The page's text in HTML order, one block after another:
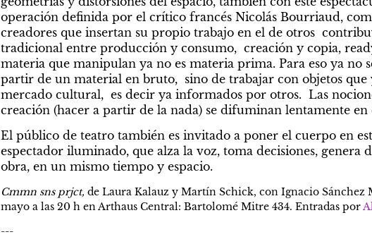
operación definida por el crítico francés Nicolás Bourriaud,
creadores que insertan su propio trabajo en el de otros
tradicional entre producción y consumo,  creación y copia,
materia que manipulan ya no es materia prima. Para eso ya no
partir de un material en bruto,  sino de trabajar con objetos que
mercado cultural,  es decir ya informados por otros.  Las
creación (hacer a partir de la nada) se difuminan lentamente en
El público de teatro también es invitado a poner el cuerpo en
espectador iluminado, que alza la voz, toma decisiones, genera
obra, en un mismo tiempo y espacio.
Cmmn sns prjct, de Laura Kalauz y Martín Schick, con Ignacio Sánchez
mayo a las 20 h en Arthaus Central: Bartolomé Mitre 434. Entradas por
---